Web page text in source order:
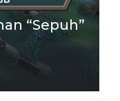
“Sepuh”